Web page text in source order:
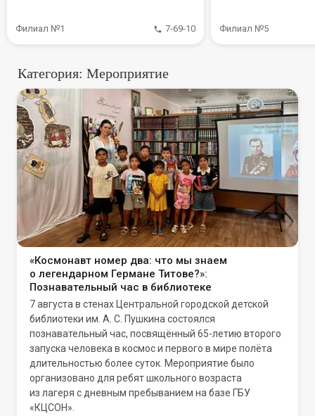
Филиал №1 7-69-10 Филиал №5
Категория: Мероприятие
«Космонавт номер два: что мы знаем
о легендарном Германе Титове?»:
Познавательный час в библиотеке
7 августа в стенах Центральной городской детской
библиотеки им. А. С. Пушкина состоялся
познавательный час, посвящённый 65-летию второго
запуска человека в космос и первого в мире полёта
длительностью более суток. Мероприятие было
организовано для ребят школьного возраста
из лагеря с дневным пребыванием на базе ГБУ
«КЦСОН».